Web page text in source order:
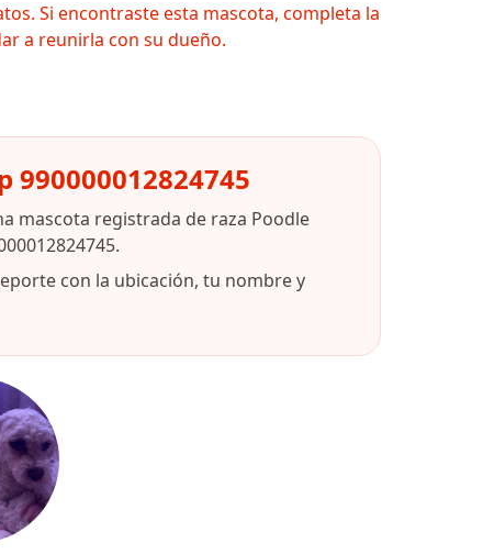
Si encontraste esta mascota, completa la
a reunirla con su dueño.
mascota registrada de raza Poodle
con la ubicación, tu nombre y